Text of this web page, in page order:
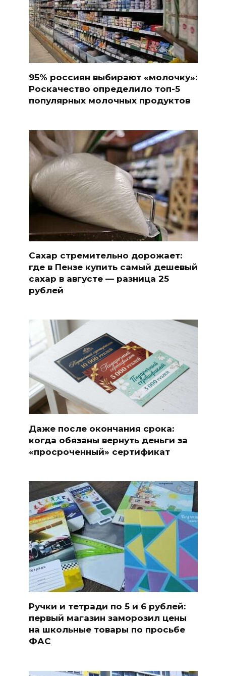
95% россиян выбирают «молочку»:
Роскачество определило топ-5
популярных молочных продуктов
Сахар стремительно дорожает:
где в Пензе купить самый дешевый
сахар в августе — разница 25
рублей
Даже после окончания срока:
когда обязаны вернуть деньги за
«просроченный» сертификат
Ручки и тетради по 5 и 6 рублей:
первый магазин заморозил цены
на школьные товары по просьбе
ФАС